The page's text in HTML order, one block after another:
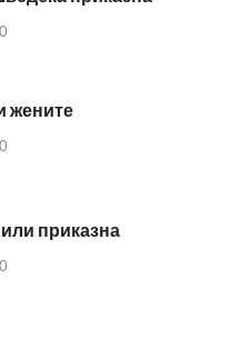
жените
приказна